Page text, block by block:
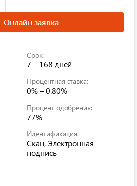
Онлайн заявка
Срок:
7 – 168 дней
Процентная ставка:
0% – 0.80%
Процент одобрения:
77%
Идентификация:
Скан, Электронная
подпись